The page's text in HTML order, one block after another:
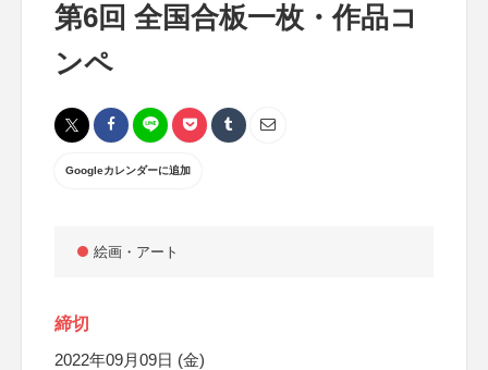
第6回 全国合板一枚・作品コ
ンペ
Googleカレンダーに追加
絵画・アート
締切
2022年09月09日 (金)